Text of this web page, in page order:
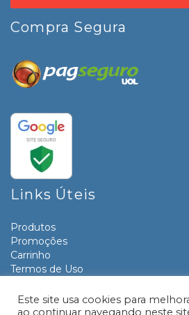
Compra Segura
Links Úteis
Produtos
Promoções
Carrinho
Termos de Uso
Contato
Este site usa cookies para
ao continuar navegando neste